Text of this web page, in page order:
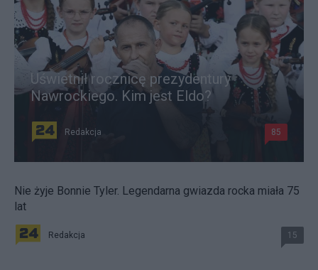
Uświetnił rocznicę prezydentury
Nawrockiego. Kim jest Eldo?
Redakcja 85
Nie żyje Bonnie Tyler. Legendarna gwiazda rocka miała 75
lat
Redakcja 15